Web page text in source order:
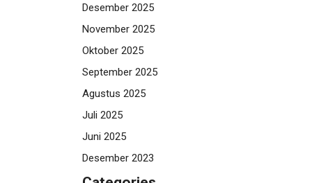
Desember 2025
November 2025
Oktober 2025
September 2025
Agustus 2025
Juli 2025
Juni 2025
Desember 2023